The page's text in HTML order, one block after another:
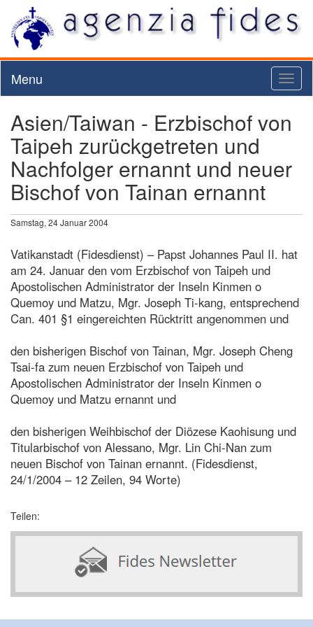
Menu
Asien/Taiwan - Erzbischof von
Taipeh zurückgetreten und
Nachfolger ernannt und neuer
Bischof von Tainan ernannt
Samstag, 24 Januar 2004
Vatikanstadt (Fidesdienst) – Papst Johannes Paul II. hat
am 24. Januar den vom Erzbischof von Taipeh und
Apostolischen Administrator der Inseln Kinmen o
Quemoy und Matzu, Mgr. Joseph Ti-kang, entsprechend
Can. 401 §1 eingereichten Rücktritt angenommen und
den bisherigen Bischof von Tainan, Mgr. Joseph Cheng
Tsai-fa zum neuen Erzbischof von Taipeh und
Apostolischen Administrator der Inseln Kinmen o
Quemoy und Matzu ernannt und
den bisherigen Weihbischof der Diözese Kaohisung und
Titularbischof von Alessano, Mgr. Lin Chi-Nan zum
neuen Bischof von Tainan ernannt. (Fidesdienst,
24/1/2004 – 12 Zeilen, 94 Worte)
Teilen: